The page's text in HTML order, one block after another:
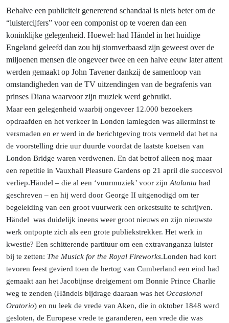
Behalve een publiciteit genererend schandaal is niets beter om de
“luistercijfers” voor een componist op te voeren dan een
koninklijke gelegenheid. Hoewel: had Händel in het huidige
Engeland geleefd dan zou hij stomverbaasd zijn geweest over de
miljoenen mensen die ongeveer twee en een halve eeuw later attent
werden gemaakt op John Tavener dankzij de samenloop van
omstandigheden van de TV uitzendingen van de begrafenis van
prinses Diana waarvoor zijn muziek werd gebruikt.
Maar een gelegenheid waarbij ongeveer 12.000 bezoekers
opdraafden en het verkeer in Londen lamlegden was allerminst te
versmaden en er werd in de berichtgeving trots vermeld dat het na
de voorstelling drie uur duurde voordat de laatste koetsen van
London Bridge waren verdwenen. En dat betrof alleen nog maar
een repetitie in Vauxhall Pleasure Gardens op 21 april die succesvol
verliep.Händel – die al een ‘vuurmuziek’ voor zijn Atalanta had
geschreven – en hij werd door George II uitgenodigd om ter
begeleiding van een groot vuurwerk een orkestsuite te schrijven.
Händel was duidelijk ineens weer groot nieuws en zijn nieuwste
werk ontpopte zich als een grote publiekstrekker. Het werk in
kwestie? Een schitterende partituur om een extravanganza luister
bij te zetten: The Musick for the Royal Fireworks.Londen had kort
tevoren feest gevierd toen de hertog van Cumberland een eind had
gemaakt aan het Jacobijnse dreigement om Bonnie Prince Charlie
weg te zenden (Händels bijdrage daaraan was het Occasional
Oratorio) en nu leek de vrede van Aken, die in oktober 1848 werd
gesloten, de Europese vrede te garanderen, een vrede die was